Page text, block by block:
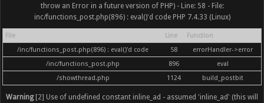
throw an Error in a future version of PHP) - Line: 58 - File:
inc/functions_post.php(896) : eval()'d code PHP 7.4.33 (Linux)
File Line
Function
/inc/functions_post.php(896) : eval()'d code
58
errorHandler->error
/inc/functions_post.php
896
eval
/showthread.php
1124 build_postbit
Warning[2] Use of undefined constant inline_ad - assumed 'inline_ad' (this will